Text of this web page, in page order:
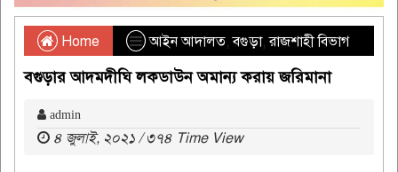
Home আইন আদালত,বগুড়া,রাজশাহী বিভাগ
বগুড়ার আদমদীঘি লকডাউন অমান্য করায় জরিমানা
admin
৪ জুলাই, ২০২১ / ৩৭৪ Time View